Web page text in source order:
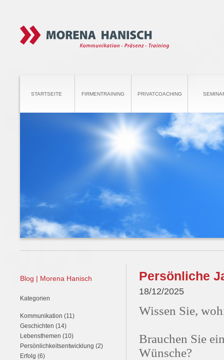
STARTSEITE FIRMENTRAINING PRIVATCOACHING
Blog | Morena Hanisch
Kategorien
Kommunikation (11)
Geschichten (14)
Lebensthemen (10)
Persönlichkeitsentwicklung (2)
Erfolg (6)
Persönliche
18/12/2025
Wissen Sie,
Brauchen Sie
Wünsche?